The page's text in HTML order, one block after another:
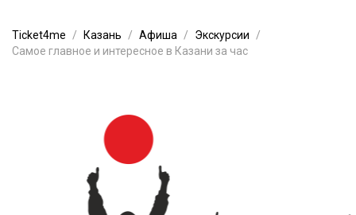
Ticket4me Казань Афиша
Экскурсии
Самое главное и интересное в Казани за час